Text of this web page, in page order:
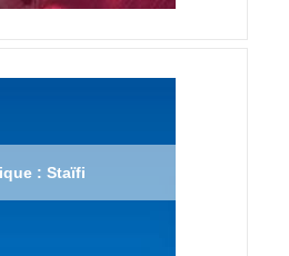
: Staïfi